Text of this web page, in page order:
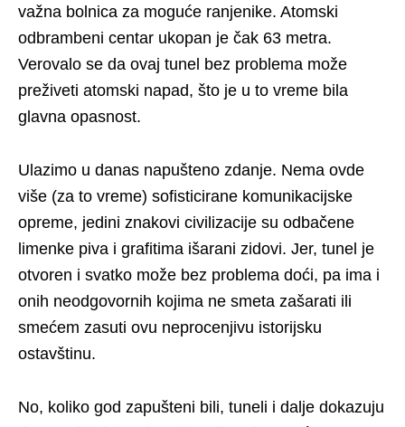
važna bolnica za moguće ranjenike. Atomski
odbrambeni centar ukopan je čak 63 metra.
Verovalo se da ovaj tunel bez problema može
preživeti atomski napad, što je u to vreme bila
glavna opasnost.
Ulazimo u danas napušteno zdanje. Nema ovde
više (za to vreme) sofisticirane komunikacijske
opreme, jedini znakovi civilizacije su odbačene
limenke piva i grafitima išarani zidovi. Jer, tunel je
otvoren i svatko može bez problema doći, pa ima i
onih neodgovornih kojima ne smeta zašarati ili
smećem zasuti ovu neprocenjivu istorijsku
ostavštinu.
No, koliko god zapušteni bili, tuneli i dalje dokazuju